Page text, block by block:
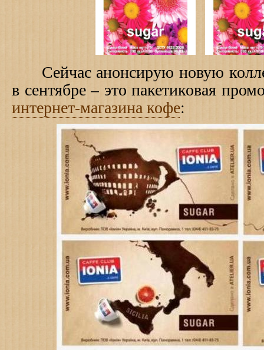
Сейчас анонсирую новую
в сентябре – это пакетиковая
интернет-магазина кофе: